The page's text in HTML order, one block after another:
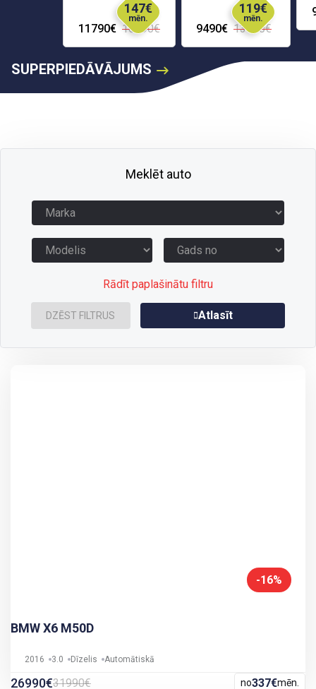
11790€ 16290€
147€
mēn.
9490€ 13690€
119€
mēn.
SUPERPIEDĀVĀJUMS
Meklēt auto
Rādīt paplašinātu filtru
DZĒST FILTRUS Atlasīt
-16%
BMW X6 M50D
2016 3.0 Dīzelis Automātiskā
26990€31990€ no337€mēn.